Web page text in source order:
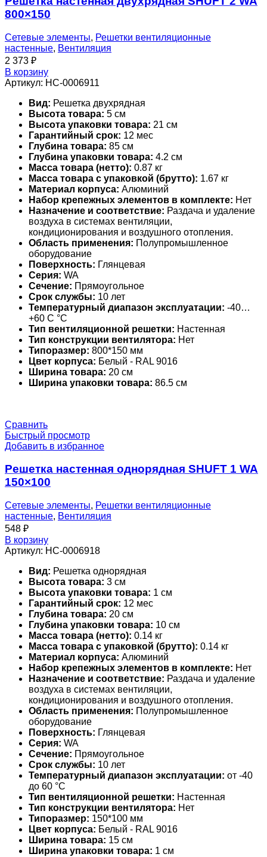
800×150
Сетевые элементы, Решетки вентиляционные
настенные, Вентиляция
2 373 ₽
В корзину
Артикул: НС-0006911
Вид: Решетка двухрядная
Высота товара: 5 см
Высота упаковки товара: 21 см
Гарантийный срок: 12 мес
Глубина товара: 85 см
Глубина упаковки товара: 4.2 см
Масса товара (нетто): 0.87 кг
Масса товара с упаковкой (брутто): 1.67 кг
Материал корпуса: Алюминий
Набор крепежных элементов в комплекте: Нет
Назначение и соответствие: Раздача и удаление
воздуха в системах вентиляции,
кондиционирования и воздушного отопления.
Область применения: Полупромышленное
оборудование
Поверхность: Глянцевая
Серия: WA
Сечение: Прямоугольное
Срок службы: 10 лет
Температурный диапазон эксплуатации: -40…
+60 С °С
Тип вентиляционной решетки: Настенная
Тип конструкции вентилятора: Нет
Типоразмер: 800*150 мм
Цвет корпуса: Белый - RAL 9016
Ширина товара: 20 см
Ширина упаковки товара: 86.5 см
Сравнить
Быстрый просмотр
Добавить в избранное
Решетка настенная однорядная SHUFT 1 WA
150×100
Сетевые элементы, Решетки вентиляционные
настенные, Вентиляция
548 ₽
В корзину
Артикул: НС-0006918
Вид: Решетка однорядная
Высота товара: 3 см
Высота упаковки товара: 1 см
Гарантийный срок: 12 мес
Глубина товара: 20 см
Глубина упаковки товара: 10 см
Масса товара (нетто): 0.14 кг
Масса товара с упаковкой (брутто): 0.14 кг
Материал корпуса: Алюминий
Набор крепежных элементов в комплекте: Нет
Назначение и соответствие: Раздача и удаление
воздуха в системах вентиляции,
кондиционирования и воздушного отопления.
Область применения: Полупромышленное
оборудование
Поверхность: Глянцевая
Серия: WA
Сечение: Прямоугольное
Срок службы: 10 лет
Температурный диапазон эксплуатации: от -40
до 60 °С
Тип вентиляционной решетки: Настенная
Тип конструкции вентилятора: Нет
Типоразмер: 150*100 мм
Цвет корпуса: Белый - RAL 9016
Ширина товара: 15 см
Ширина упаковки товара: 1 см